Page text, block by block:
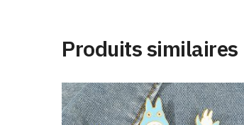
Produits similaires